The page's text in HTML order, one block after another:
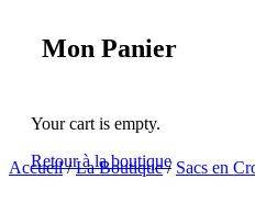
Mon Panier
Your cart is empty.
Retour à la boutique
Accueil/La Boutique/ Sacs en